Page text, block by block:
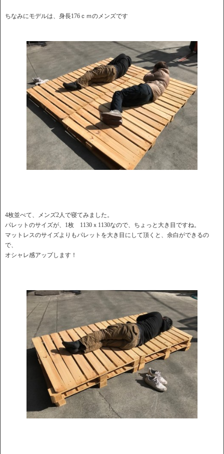
ちなみにモデルは、身長176ｃｍのメンズです
4枚並べて、メンズ2人で寝てみました。
パレットのサイズが、1枚 1130ｘ1130なので、ちょっと大き目ですね。
マットレスのサイズよりもパレットを大き目にして頂くと、余白ができるの
で、
オシャレ感アップします！